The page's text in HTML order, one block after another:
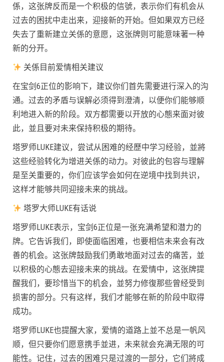
係，这张牌反而是一个积极的信號，表示你们有机会从
过去的困扰中走出来，迎接新的开始。但如果双方已经
失去了重新建立关係的意愿，这张牌则可能意味著一种
新的分开。
关係目前爱情相关建议
在宝剑6正位的影响下，建议你们首先需要进行深入的沟
通。过去的矛盾与误解必须得到澄清，以便你们能够顺
利地进入新的阶段。双方都需要以开放的心態来面对彼
此，並且要对未来保持积极的期待。
塔罗师LUKE建议，尝试从困难的经歷中学习经验，並將
这些经验转化为增进关係的动力。对彼此的包容与理解
是至关重要的，你们应该学会如何在逆境中找到共识，
这样才能够共同迎接未来的挑战。
塔罗大师LUKE有话说
塔罗师LUKE表示，宝剑6正位是一张充满希望和潜力的
牌。它告诉我们，即使面临困难，也要相信未来会有改
善的机会。这张牌鼓励我们勇敢地面对过去的痛苦，並
以积极的心態去迎接未来的挑战。在爱情中，这张牌提
醒我们，要珍惜当下的机会，並努力修復那些曾经受到
损害的部分。只有这样，我们才能够在新的阶段中取得
成功。
塔罗师LUKE也提醒大家，爱情的道路上並不总是一帆风
顺，但只要你们愿意携手並进，未来就会充满无限的可
能性。记住，过去的困难只是过渡的一部分，它们將成